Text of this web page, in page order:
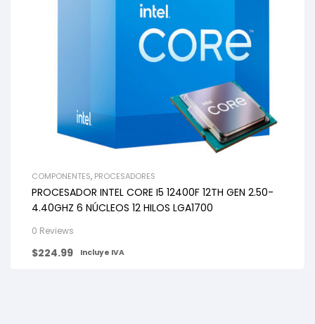
COMPONENTES, PROCESADORES
PROCESADOR INTEL CORE I5 12400F 12TH GEN 2.50-
4.40GHZ 6 NÚCLEOS 12 HILOS LGA1700
0 Reviews
$224.99 Incluye IVA